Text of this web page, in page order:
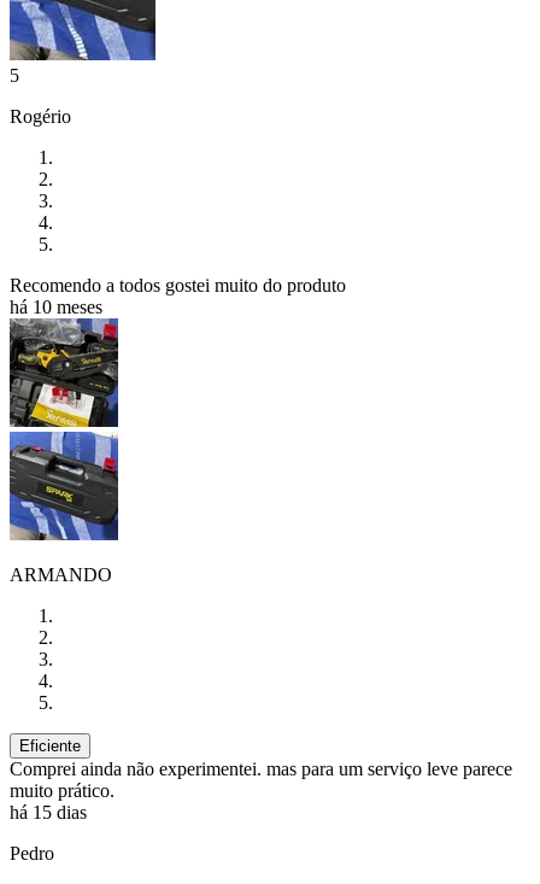
5
Rogério
Recomendo a todos gostei muito do produto
há 10 meses
ARMANDO
Eficiente
Comprei ainda não experimentei. mas para um serviço leve parece
muito prático.
há 15 dias
Pedro